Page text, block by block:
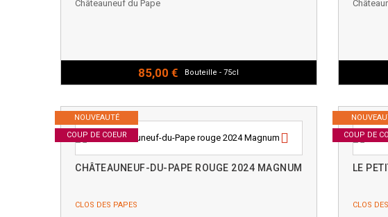
Châteauneuf du Pape
85,00 € Bouteille - 75cl
NOUVEAUTÉ
COUP DE COEUR
CHÂTEAUNEUF-DU-PAPE ROUGE 2024 MAGNUM
CLOS DES PAPES
COUP DE
LE
CLOS